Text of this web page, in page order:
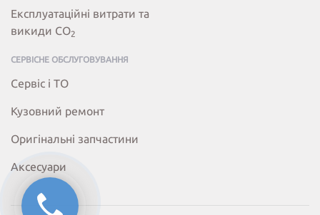
Експлуатаційні витрати та
викиди СО2
СЕРВІСНЕ ОБСЛУГОВУВАННЯ
Сервіс і ТО
Кузовний ремонт
Оригінальні запчастини
Аксесуари